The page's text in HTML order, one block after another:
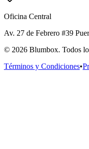
Oficina Central
Av. 27 de Febrero #39
© 2026 Blumbox. Todos
Términos y Condiciones•